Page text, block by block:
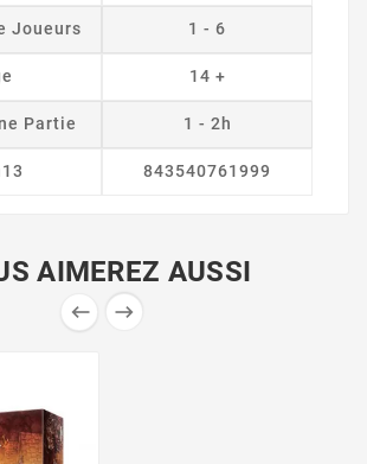
Joueurs 1 - 6
14 +
Partie 1 - 2h
843540761999
AIMEREZ AUSSI
 